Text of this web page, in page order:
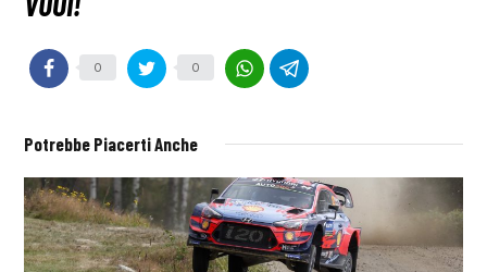
0 0
Potrebbe Piacerti Anche